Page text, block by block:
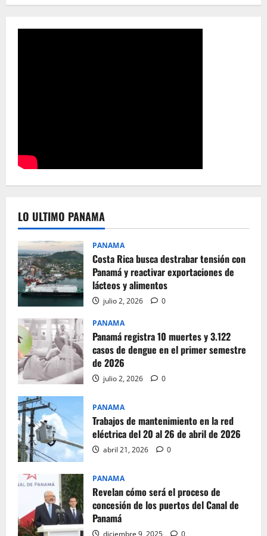
LO ULTIMO PANAMA
PANAMA
Costa Rica busca destrabar tensión con
Panamá y reactivar exportaciones de
lácteos y alimentos
julio 2, 2026 0
PANAMA
Panamá registra 10 muertes y 3.122
casos de dengue en el primer semestre
de 2026
julio 2, 2026 0
PANAMA
Trabajos de mantenimiento en la red
eléctrica del 20 al 26 de abril de 2026
abril 21, 2026 0
PANAMA
Revelan cómo será el proceso de
concesión de los puertos del Canal de
Panamá